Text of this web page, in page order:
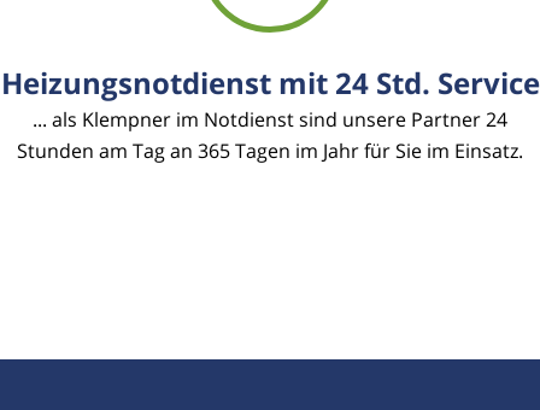
Heizungsnotdienst mit 24 Std. Service
... als Klempner im Notdienst sind unsere Partner 24
Stunden am Tag an 365 Tagen im Jahr für Sie im Einsatz.